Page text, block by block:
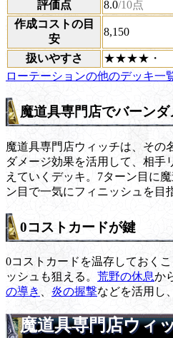
評価点 8.0/10点
作成コストの目
安
8,150
扱いやすさ
★★★★・
ローテーションの他のデッキ一
魔道具専門店でバーン
魔道具専門店ウィッチは、その
ダメージ効果を活用して、相手
えていくデッキ。7ターン目に
ン目で一気にフィニッシュを目
0コストカードが鍵
0コストカードを温存しておく
ッシュも狙える。 荒野の休息か
の導き
炎の握撃などを活用し
魔道具専門店ウィ